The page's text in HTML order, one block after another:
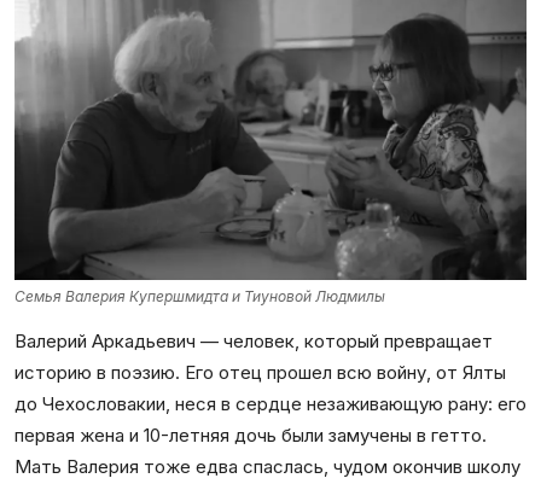
Семья Валерия Купершмидта и Тиуновой Людмилы
Валерий Аркадьевич — человек, который превращает
историю в поэзию. Его отец прошел всю войну, от Ялты
до Чехословакии, неся в сердце незаживающую рану: его
первая жена и 10-летняя дочь были замучены в гетто.
Мать Валерия тоже едва спаслась, чудом окончив школу